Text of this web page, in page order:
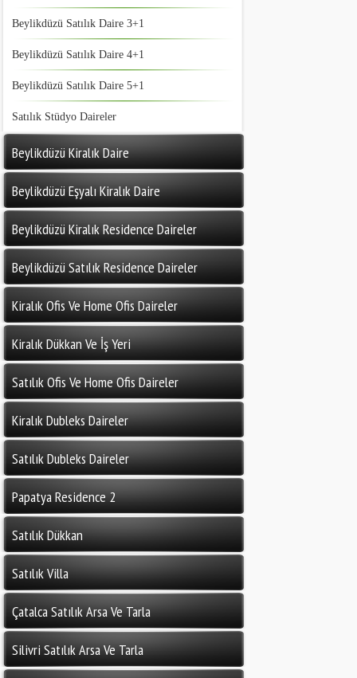
Beylikdüzü Satılık Daire 3+1
Beylikdüzü Satılık Daire 4+1
Beylikdüzü Satılık Daire 5+1
Satılık Stüdyo Daireler
Beylikdüzü Kiralık Daire
Beylikdüzü Eşyalı Kiralık Daire
Beylikdüzü Kiralık Residence Daireler
Beylikdüzü Satılık Residence Daireler
Kiralık Ofis Ve Home Ofis Daireler
Kiralık Dükkan Ve İş Yeri
Satılık Ofis Ve Home Ofis Daireler
Kiralık Dubleks Daireler
Satılık Dubleks Daireler
Papatya Residence 2
Satılık Dükkan
Satılık Villa
Çatalca Satılık Arsa Ve Tarla
Silivri Satılık Arsa Ve Tarla